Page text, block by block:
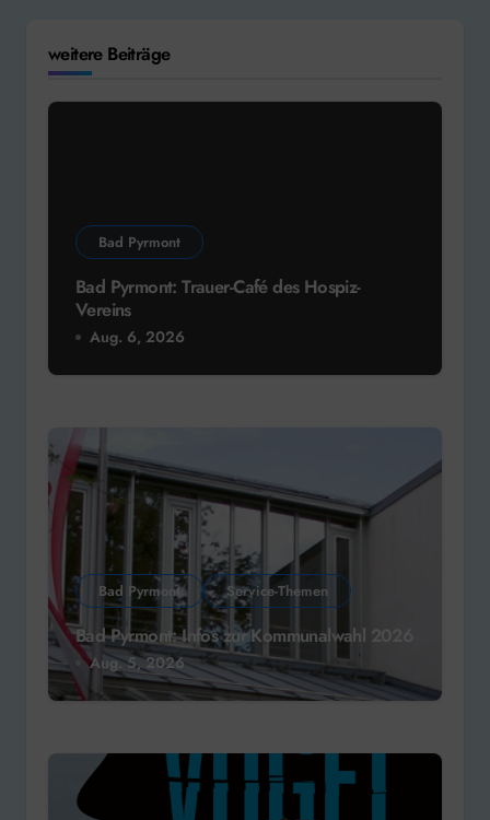
weitere Beiträge
Bad Pyrmont
Bad Pyrmont: Trauer-Café des Hospiz-
Vereins
Aug. 6, 2026
Bad Pyrmont Service-Themen
Bad Pyrmont: Infos zur Kommunalwahl 2026
Aug. 5, 2026